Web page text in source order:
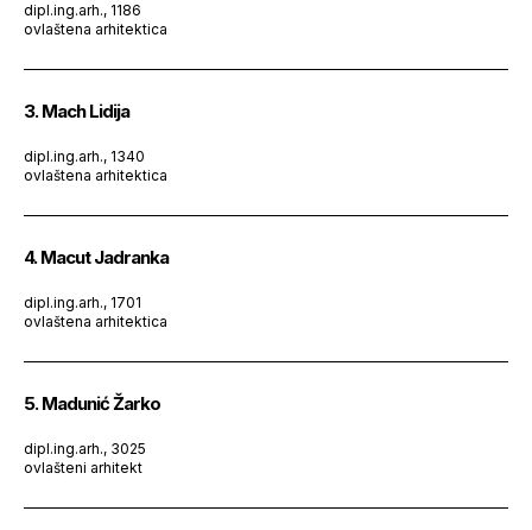
dipl.ing.arh., 1186
ovlaštena arhitektica
3. Mach Lidija
dipl.ing.arh., 1340
ovlaštena arhitektica
4. Macut Jadranka
dipl.ing.arh., 1701
ovlaštena arhitektica
5. Madunić Žarko
dipl.ing.arh., 3025
ovlašteni arhitekt